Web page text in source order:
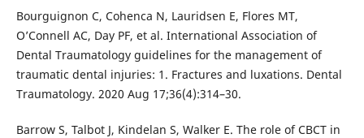
Bourguignon C, Cohenca N, Lauridsen E, Flores MT,
O’Connell AC, Day PF, et al. International Association of
Dental Traumatology guidelines for the management of
traumatic dental injuries: 1. Fractures and luxations. Dental
Traumatology. 2020 Aug 17;36(4):314–30.
Barrow S, Talbot J, Kindelan S, Walker E. The role of CBCT in